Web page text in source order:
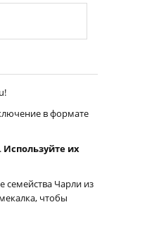
в формате
Используйте их
семейства Чарли из
чтобы